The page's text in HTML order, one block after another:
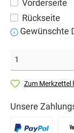
Vorderseite
Rückseite
Gewünschte
Zum Merkzettel
Unsere